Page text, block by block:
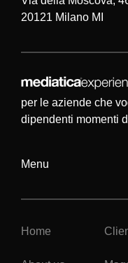
20121 Milano MI
per le aziende che
dipendenti momenti
Menu
Home